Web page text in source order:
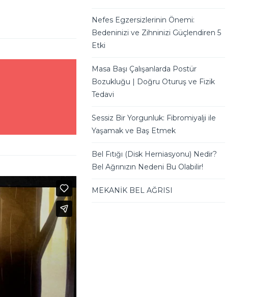
Nefes Egzersizlerinin Önemi:
Bedeninizi ve Zihninizi Güçlendiren 5
Etki
Masa Başı Çalışanlarda Postür
Bozukluğu | Doğru Oturuş ve Fizik
Tedavi
Sessiz Bir Yorgunluk: Fibromiyalji ile
Yaşamak ve Baş Etmek
Bel Fıtığı (Disk Herniasyonu) Nedir?
Bel Ağrınızın Nedeni Bu Olabilir!
MEKANİK BEL AĞRISI